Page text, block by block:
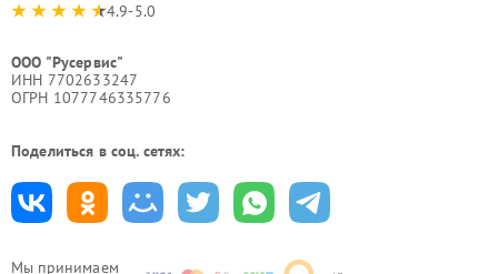
Мы принимаем
4.9-5.0
ООО "Русервис"
ИНН 7702633247
ОГРН 1077746335776
Поделиться в соц. сетях: